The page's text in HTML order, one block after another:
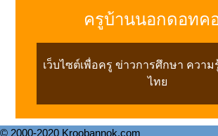
ครูบ้านนอกดอทค
เว็บไซต์เพื่อครู ข่าวการศึกษา ความ
ไทย
© 2000-2020 Kroobannok.com